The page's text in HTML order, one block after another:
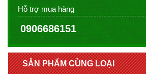
Hỗ trợ mua hàng
0906686151
SẢN PHẨM CÙNG LOẠI